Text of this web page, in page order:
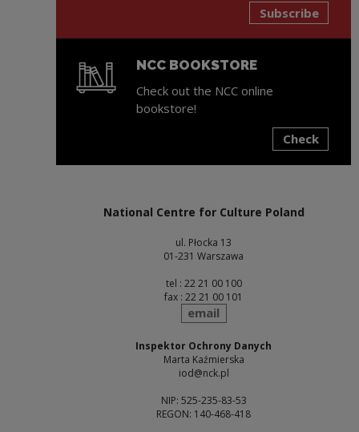
Subscribe
NCC BOOKSTORE
Check out the NCC online
bookstore!
Check
National Centre for Culture Poland
ul. Płocka 13
01-231 Warszawa
tel : 22 21 00 100
fax : 22 21 00 101
send
email
Inspektor Ochrony Danych
Marta Kaźmierska
iod@nck.pl
NIP: 525-235-83-53
REGON: 140-468-418